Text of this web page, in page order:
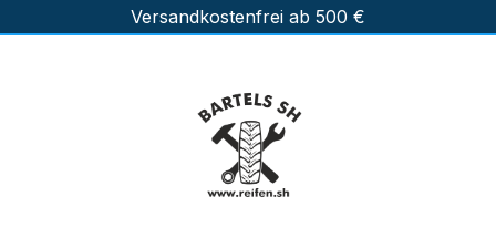
Zum Hauptinhalt springenVersandkostenfrei ab 500 €